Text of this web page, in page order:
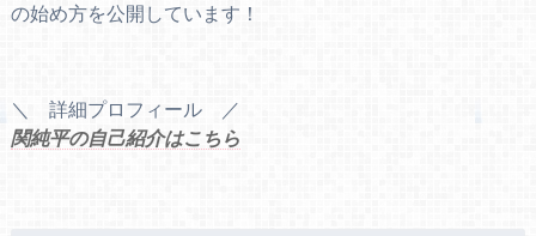
の始め方を公開しています！
＼ 詳細プロフィール ／
関純平の自己紹介はこちら